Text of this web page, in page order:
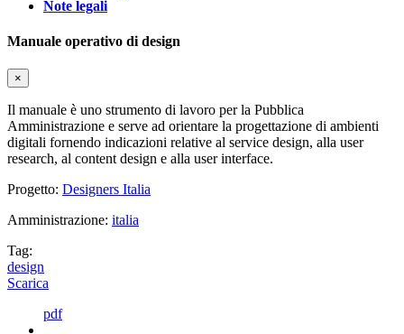
Note legali
Manuale operativo di design
×
Il manuale è uno strumento di lavoro per la Pubblica
Amministrazione e serve ad orientare la progettazione di ambienti
digitali fornendo indicazioni relative al service design, alla user
research, al content design e alla user interface.
Progetto: Designers Italia
Amministrazione: italia
Tag:
design
Scarica
pdf